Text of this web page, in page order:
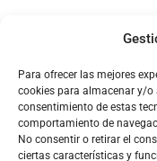
Para ofrecer las mejores
cookies para almacenar y/o
consentimiento de estas
comportamiento de
No consentir o retirar el
ciertas características y